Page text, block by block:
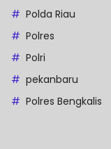
Polda Riau
Polres
Polri
pekanbaru
Polres Bengkalis